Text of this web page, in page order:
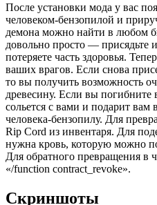
После установки мода у вас
человеком-бензопилой и
демона можно найти в любом
довольно просто — присядьте
потеряете часть здоровья.
ваших врагов. Если снова
то вы получить возможность
древесину. Если вы погибните
сольется с вами и подарит вам
человека-бензопилу. Для
Rip Cord из инвентаря. Для
нужна кровь, которую можно
Для обратного превращения в
«/function contract_revoke».
Скриншоты